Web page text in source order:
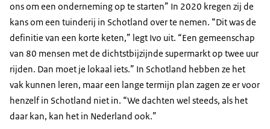
ons om een onderneming op te starten” In 2020 kregen zij de
kans om een tuinderij in Schotland over te nemen. “Dit was de
definitie van een korte keten,” legt Ivo uit. “Een gemeenschap
van 80 mensen met de dichtstbijzijnde supermarkt op twee uur
rijden. Dan moet je lokaal iets.” In Schotland hebben ze het
vak kunnen leren, maar een lange termijn plan zagen ze er voor
henzelf in Schotland niet in. “We dachten wel steeds, als het
daar kan, kan het in Nederland ook.”